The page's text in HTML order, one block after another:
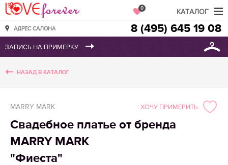
Love Forever
АДРЕС САЛОНА
0
8 (495) 645 19 08
НАЗАД В КАТАЛОГ
MARRY MARK
Свадебное платье от бренда
MARRY MARK
"Фиеста"
ХОЧУ ПРИМЕРИТЬ
КАТАЛОГ